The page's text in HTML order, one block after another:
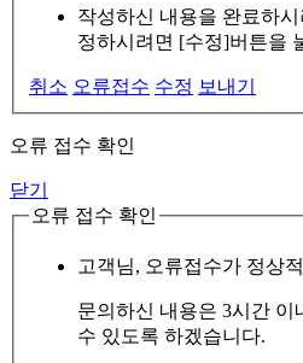
작성하신 내용을 완료하
정하시려면 [수정]버튼을
취소 오류접수 수정 보내기
오류 접수 확인
닫기
오류 접수 확인
고객님, 오류접수가 정상
문의하신 내용은 3시간 이
수 있도록 하겠습니다.